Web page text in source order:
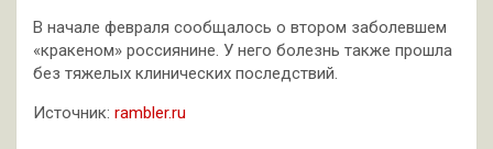
В начале февраля сообщалось о втором заболевшем
«кракеном» россиянине. У него болезнь также прошла
без тяжелых клинических последствий.
Источник: rambler.ru